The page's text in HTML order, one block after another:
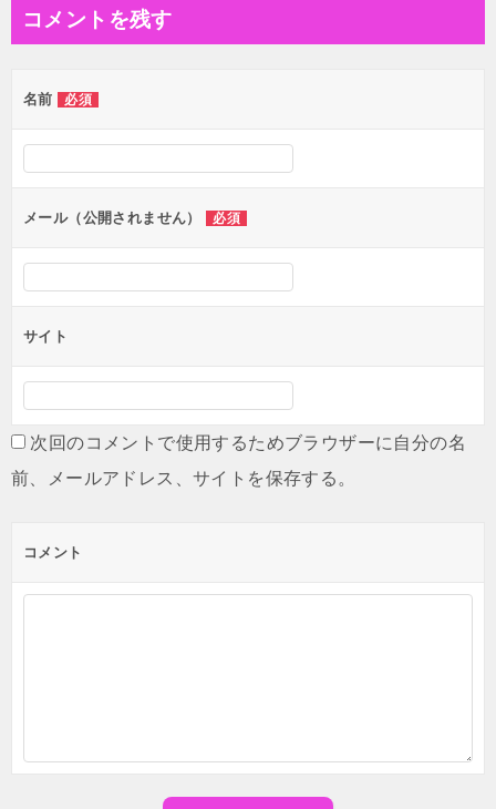
ビ
ー
シ
ン
コメントを残す
名前 必須
メール（公開されません） 必須
サイト
次回のコメントで使用するためブラウザーに自分の名
前、メールアドレス、サイトを保存する。
コメント